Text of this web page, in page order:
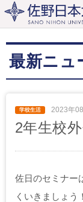
最新ニュ
2023年
2年生校
佐日のセミナー
くいきましょう！